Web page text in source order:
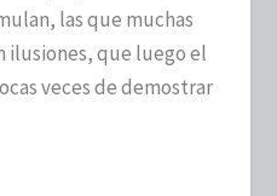
las que muchas
ilusiones, que luego el
veces de demostrar